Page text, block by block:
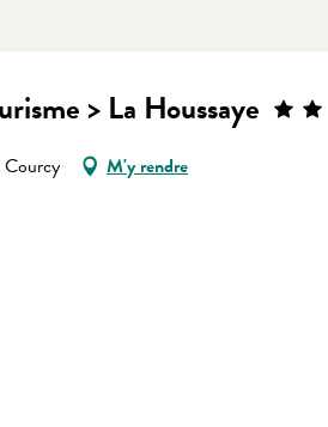
> La Houssaye
M'y rendre